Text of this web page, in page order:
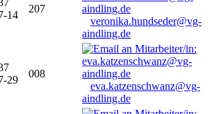
14
207
veronika.hundseder@vg-
aindling.de
29
008
eva.katzenschwanz@vg-
aindling.de